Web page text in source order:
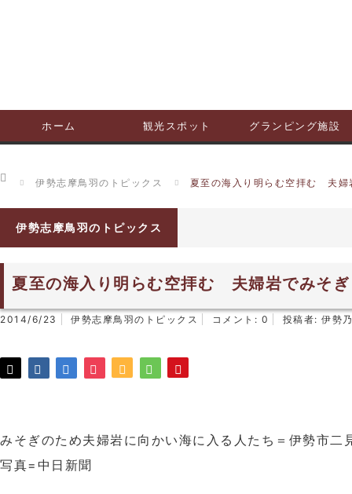
ホーム 観光スポット グランピング施設
ホーム
伊勢志摩鳥羽のトピックス 夏至の海入り明らむ空拝む 夫婦
伊勢志摩鳥羽のトピックス
夏至の海入り明らむ空拝む 夫婦岩でみそぎ
2014/6/23 伊勢志摩鳥羽のトピックス コメント: 0 投稿者: 伊勢
みそぎのため夫婦岩に向かい海に入る人たち＝伊勢市二
写真=中日新聞